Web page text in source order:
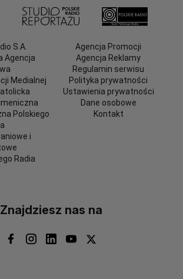
S.A.
Agencja
Medialnej
Polskiego
i
Radia
Agencja Promocji
Agencja Reklamy
Regulamin serwisu
Polityka prywatności
Ustawienia prywatności
Dane osobowe
Kontakt
Znajdziesz nas na